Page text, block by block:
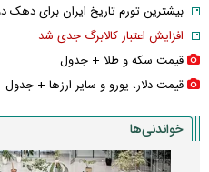
بیشترین تورم تاریخ ایران برای دهک
افزایش اعتبار کالابرگ جدی شد
قیمت سکه و طلا + جدول
قیمت دلار، یورو و سایر ارز‌ها + جدول
خواندنی‌ها